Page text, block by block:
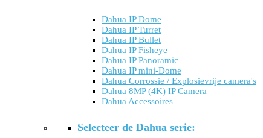
Dahua IP Dome
Dahua IP Turret
Dahua IP Bullet
Dahua IP Fisheye
Dahua IP Panoramic
Dahua IP mini-Dome
Dahua Corrossie / Explosievrije camera's
Dahua 8MP (4K) IP Camera
Dahua Accessoires
Selecteer de Dahua serie: